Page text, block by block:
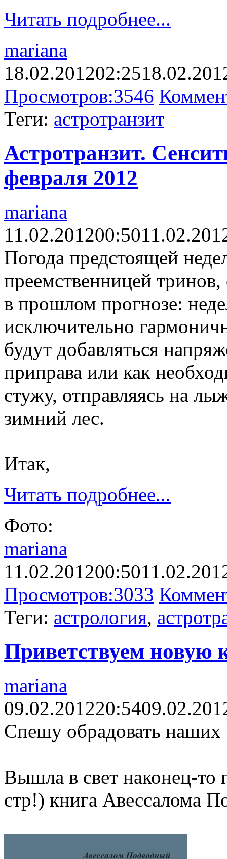
Читать подробнее...
mariana
18.02.201202:25
Просмотров:3546
Теги: астротранзит
Астротранзит.
февраля 2012
mariana
11.02.201200:50
Погода предстоящей
преемственницей
в прошлом прогнозе:
исключительно
будут добавляться
приправа или как
стужу, отправляясь на
зимний лес.
Итак,
Читать подробнее...
Фото:
mariana
11.02.201200:50
Просмотров:3033
Теги: астрология,
Приветствуем новую
mariana
09.02.201220:54
Спешу обрадовать наших
Вышла в свет наконец-то
стр!) книга Авессалома